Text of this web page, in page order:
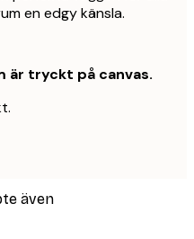
en edgy känsla.
är tryckt på canvas.
även